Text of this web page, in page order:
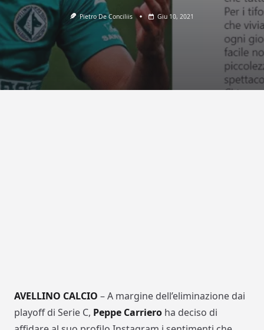
Pietro De Conciliis Giu 10, 2021
AVELLINO CALCIO – A margine dell’eliminazione dai
playoff di Serie C, Peppe Carriero ha deciso di